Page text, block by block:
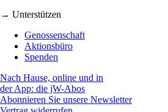
→ Unterstützen
Genossenschaft
Aktionsbüro
Spenden
Nach Hause, online und in
der App: die jW-Abos
Abonnieren Sie unsere Newsletter